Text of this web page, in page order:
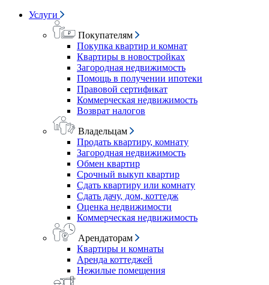
Услуги
Покупателям
Покупка квартир и комнат
Квартиры в новостройках
Загородная недвижимость
Помощь в получении ипотеки
Правовой сертификат
Коммерческая недвижимость
Возврат налогов
Владельцам
Продать квартиру, комнату
Загородная недвижимость
Обмен квартир
Срочный выкуп квартир
Сдать квартиру или комнату
Сдать дачу, дом, коттедж
Оценка недвижимости
Коммерческая недвижимость
Арендаторам
Квартиры и комнаты
Аренда коттеджей
Нежилые помещения